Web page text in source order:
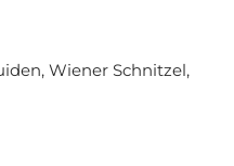
Wiener Schnitzel,